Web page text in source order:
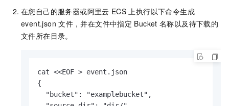
在您自己的服务器或阿里云 ECS 上执行以下命令生成
event.json 文件，并在文件中指定 Bucket 名称以及待下载的
文件所在目录。
cat <<EOF > event.json
{
  "bucket": "examplebucket",